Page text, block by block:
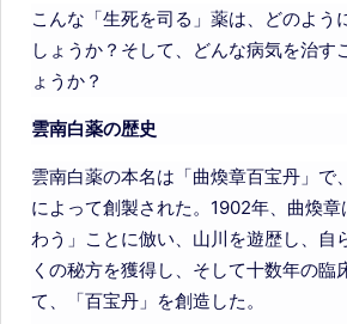
こんな「生死を司る」薬は、どのよう
しょうか？そして、どんな病気を治す
ょうか？
雲南白薬の歴史
雲南白薬の本名は「曲煥章百宝丹」で
によって創製された。1902年、曲煥
わう」ことに倣い、山川を遊歴し、自
くの秘方を獲得し、そして十数年の臨
て、「百宝丹」を創造した。